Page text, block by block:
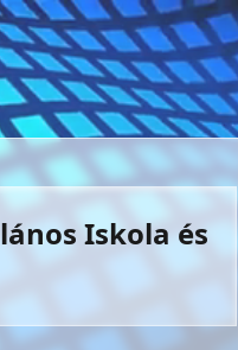
Iskola és